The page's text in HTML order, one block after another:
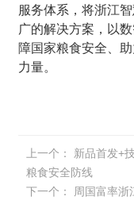
服务体系，将浙江
广的解决方案，以
障国家粮食安全、
力量。
上一个：
新品首发+
粮食安全防线
下一个：
周国富率浙